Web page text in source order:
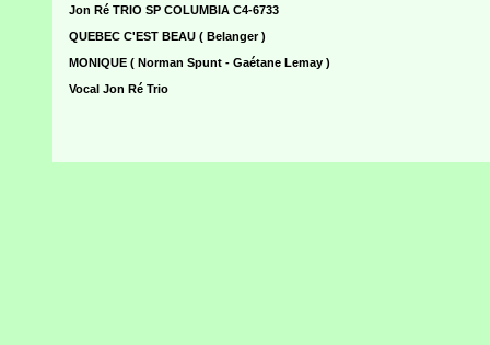
Jon Ré TRIO SP COLUMBIA C4-6733
QUEBEC C'EST BEAU ( Belanger )
MONIQUE ( Norman Spunt - Gaétane Lemay )
Vocal Jon Ré Trio